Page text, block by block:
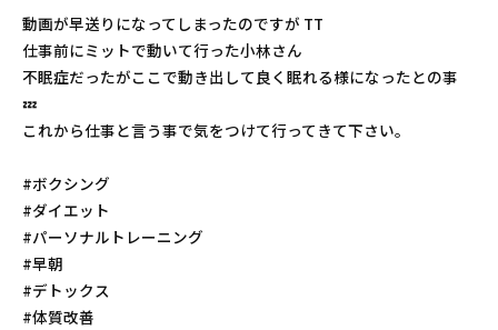
動画が早送りになってしまったのですが TT
仕事前にミットで動いて行った小林さん
不眠症だったがここで動き出して良く眠れる様になったとの事
💤
これから仕事と言う事で気をつけて行ってきて下さい。
#ボクシング
#ダイエット
#パーソナルトレーニング
#早朝
#デトックス
#体質改善